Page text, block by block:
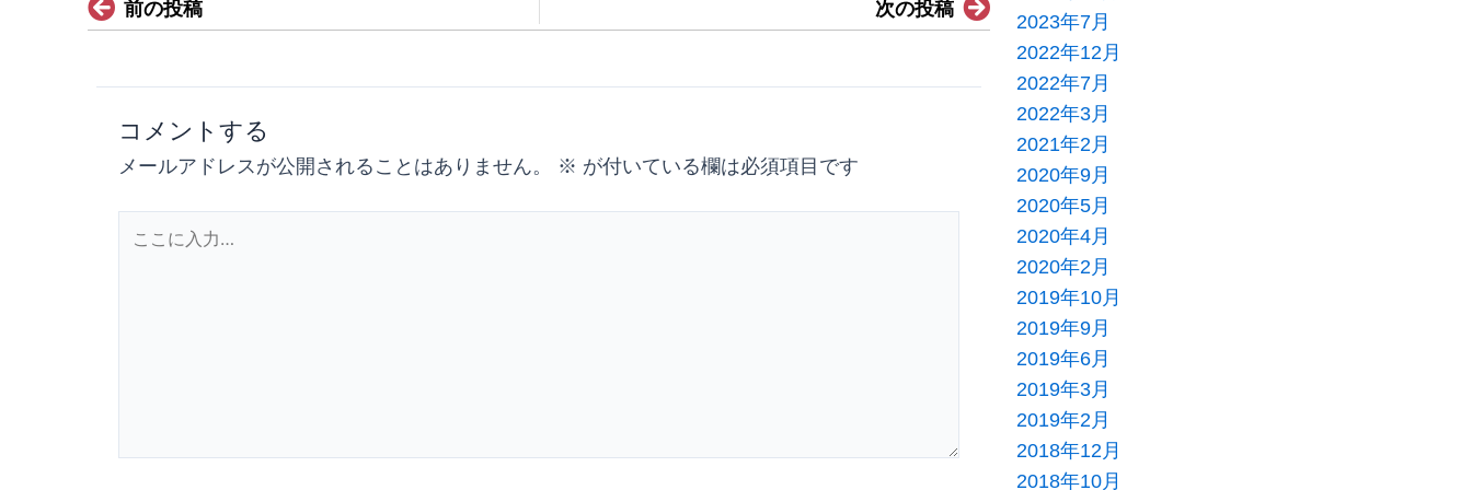
Prev
前の投稿 次の投稿 Next
コメントする
メールアドレスが公開されることはありません。 ※ が付いている欄は必須項目です
2023年7月
2022年12月
2022年7月
2022年3月
2021年2月
2020年9月
2020年5月
2020年4月
2020年2月
2019年10月
2019年9月
2019年6月
2019年3月
2019年2月
2018年12月
2018年10月